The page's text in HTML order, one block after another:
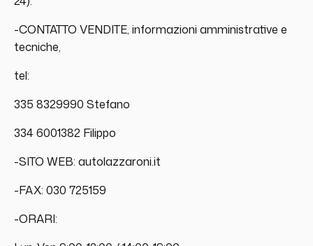
-CONTATTO VENDITE, informazioni amministrative e
tecniche,
tel:
335 8329990 Stefano
334 6001382 Filippo
-SITO WEB: autolazzaroni.it
-FAX: 030 725159
-ORARI: